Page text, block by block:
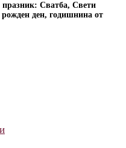
празник: Сватба, Свети
ден, годишнина от